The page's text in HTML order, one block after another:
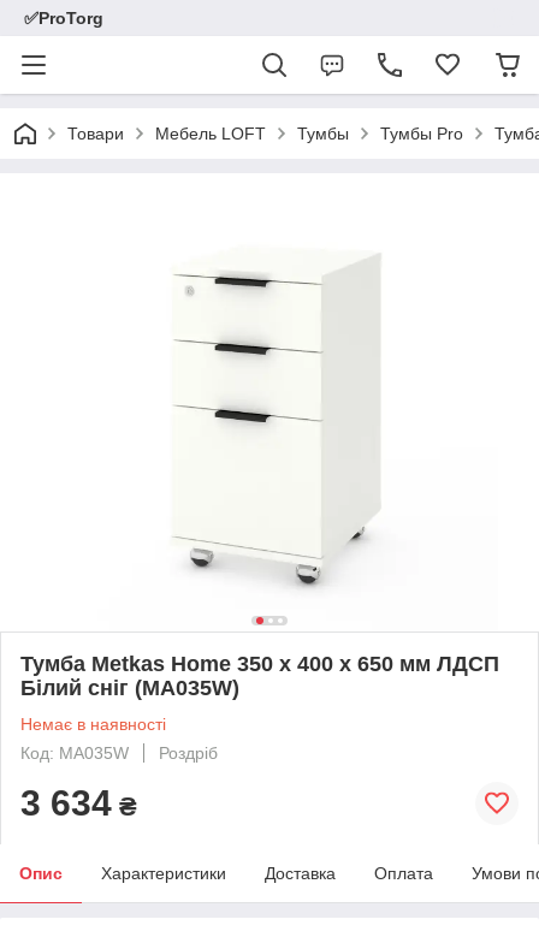
✅ProTorg
Товари Мебель LOFT Тумбы Тумбы Pro
Тумба Metkas Home 350 х 400 х 650 мм ЛДСП
Білий сніг (MA035W)
Немає в наявності
Код: MA035W
Роздріб
3 634 ₴
Опис Характеристики Доставка Оплата Умови